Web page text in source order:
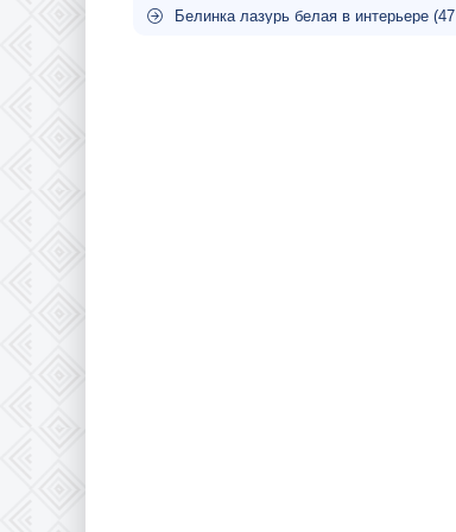
Белинка лазурь белая в интерьере (47 фото)